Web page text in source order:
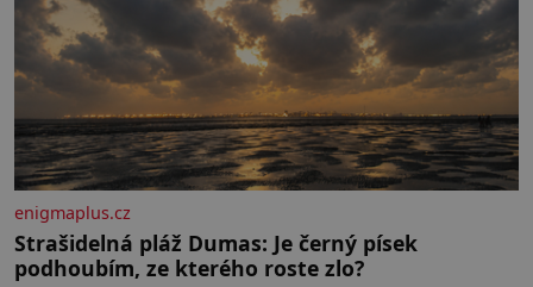
enigmaplus.cz
Strašidelná pláž Dumas: Je černý písek
podhoubím, ze kterého roste zlo?